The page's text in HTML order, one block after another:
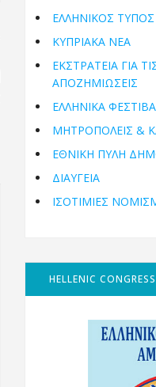
ΕΛΛΗΝΙΚΟΣ ΤΥΠΟΣ
ΚΥΠΡΙΑΚΑ ΝΕΑ
ΕΚΣΤΡΑΤΕΙΑ ΓΙΑ
ΑΠΟΖΗΜΙΩΣΕΙΣ
ΕΛΛΗΝΙΚΆ
ΜΗΤΡΟΠΌΛΕΙΣ &
ΕΘΝΙΚΉ ΠΎΛΗ
ΔΙΑΥΓΕΙΑ
ΙΣΟΤΙΜΙΕΣ
HELLENIC